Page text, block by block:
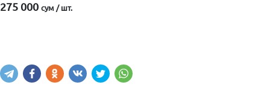
275 000 сум / шт.